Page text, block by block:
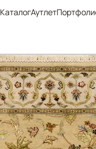
КаталогАутлет